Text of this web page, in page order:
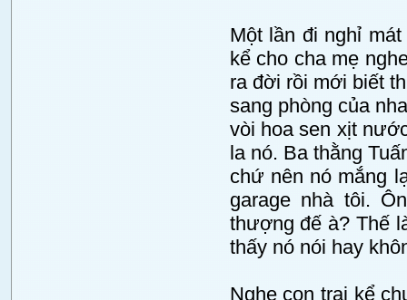
Một lần đi nghỉ
kể cho cha mẹ
ra đời rồi mới biết
sang phòng của
vòi hoa sen xịt
la nó. Ba thằng
chứ nên nó mắng
garage nhà tôi.
thượng đế à? Thế
thấy nó nói hay
Nghe con trai kể